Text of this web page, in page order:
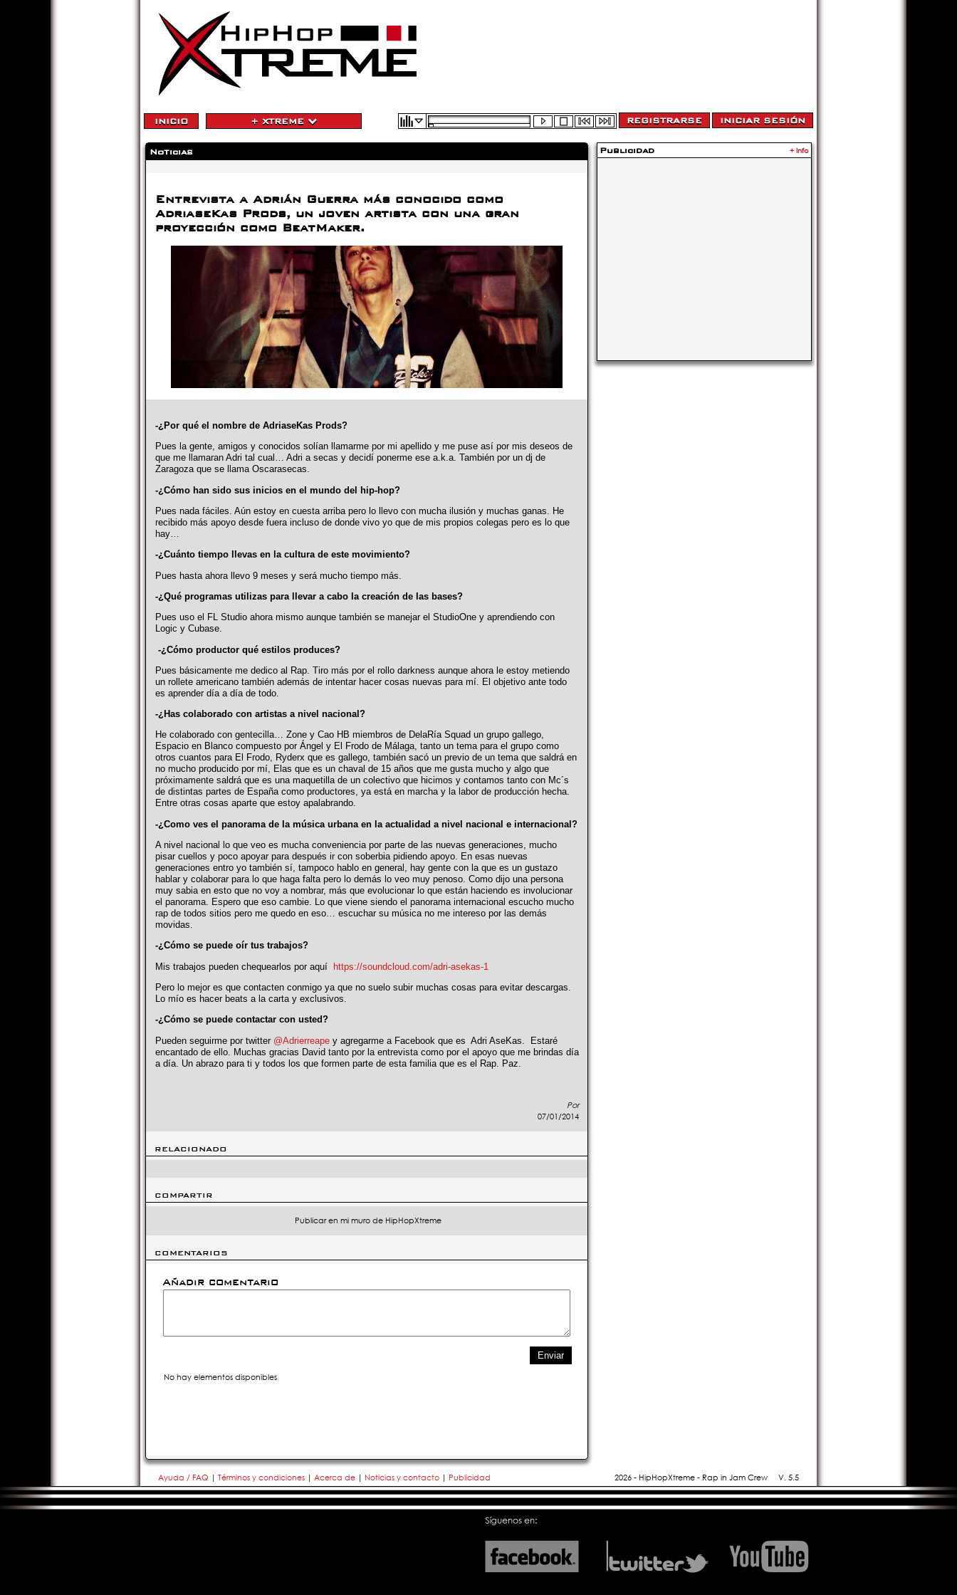
INICIO + XTREME
Noticias
Entrevista a Adrián Guerra más conocido como
AdriaseKas Prods, un joven artista con una gran
proyección como BeatMaker.
-¿Por qué el nombre de AdriaseKas Prods?
Pues la gente, amigos y conocidos solían llamarme por mi apellido y me puse así por mis deseos de
que me llamaran Adri tal cual… Adri a secas y decidí ponerme ese a.k.a. También por un dj de
Zaragoza que se llama Oscarasecas.
-¿Cómo han sido sus inicios en el mundo del hip-hop?
Pues nada fáciles. Aún estoy en cuesta arriba pero lo llevo con mucha ilusión y muchas ganas. He
recibido más apoyo desde fuera incluso de donde vivo yo que de mis propios colegas pero es lo que
hay…
-¿Cuánto tiempo llevas en la cultura de este movimiento?
Pues hasta ahora llevo 9 meses y será mucho tiempo más.
-¿Qué programas utilizas para llevar a cabo la creación de las bases?
Pues uso el FL Studio ahora mismo aunque también se manejar el StudioOne y aprendiendo con
Logic y Cubase.
-¿Cómo productor qué estilos produces?
Pues básicamente me dedico al Rap. Tiro más por el rollo darkness aunque ahora le estoy metiendo
un rollete americano también además de intentar hacer cosas nuevas para mí. El objetivo ante todo
es aprender día a día de todo.
-¿Has colaborado con artistas a nivel nacional?
He colaborado con gentecilla… Zone y Cao HB miembros de DelaRía Squad un grupo gallego,
Espacio en Blanco compuesto por Ángel y El Frodo de Málaga, tanto un tema para el grupo como
otros cuantos para El Frodo, Ryderx que es gallego, también sacó un previo de un tema que saldrá en
no mucho producido por mí, Elas que es un chaval de 15 años que me gusta mucho y algo que
próximamente saldrá que es una maquetilla de un colectivo que hicimos y contamos tanto con Mc´s
de distintas partes de España como productores, ya está en marcha y la labor de producción hecha.
Entre otras cosas aparte que estoy apalabrando.
-¿Como ves el panorama de la música urbana en la actualidad a nivel nacional e internacional?
A nivel nacional lo que veo es mucha conveniencia por parte de las nuevas generaciones, mucho
pisar cuellos y poco apoyar para después ir con soberbia pidiendo apoyo. En esas nuevas
generaciones entro yo también sí, tampoco hablo en general, hay gente con la que es un gustazo
hablar y colaborar para lo que haga falta pero lo demás lo veo muy penoso. Como dijo una persona
muy sabia en esto que no voy a nombrar, más que evolucionar lo que están haciendo es involucionar
el panorama. Espero que eso cambie. Lo que viene siendo el panorama internacional escucho mucho
rap de todos sitios pero me quedo en eso… escuchar su música no me intereso por las demás
movidas.
-¿Cómo se puede oír tus trabajos?
Mis trabajos pueden chequearlos por aquí
https://soundcloud.com/adri-asekas-1
Pero lo mejor es que contacten conmigo ya que no suelo subir muchas cosas para evitar descargas.
Lo mío es hacer beats a la carta y exclusivos.
-¿Cómo se puede contactar con usted?
Pueden seguirme por twitter @Adrierreapey agregarme a Facebook que es Adri AseKas.
Estaré
encantado de ello. Muchas gracias David tanto por la entrevista como por el apoyo que me brindas día
a día. Un abrazo para ti y todos los que formen parte de esta familia que es el Rap. Paz.
Por
07/01/2014
RELACIONADO
COMPARTIR
Publicar en mi muro de HipHopXtreme
COMENTARIOS
Añadir comentario
No hay elementos disponibles
Publicidad + Info
Ayuda / FAQ | Términos y condiciones | Acerca de | Noticias y contacto | Publicidad V. 5.5
2026 - HipHopXtreme - Rap in Jam Crew